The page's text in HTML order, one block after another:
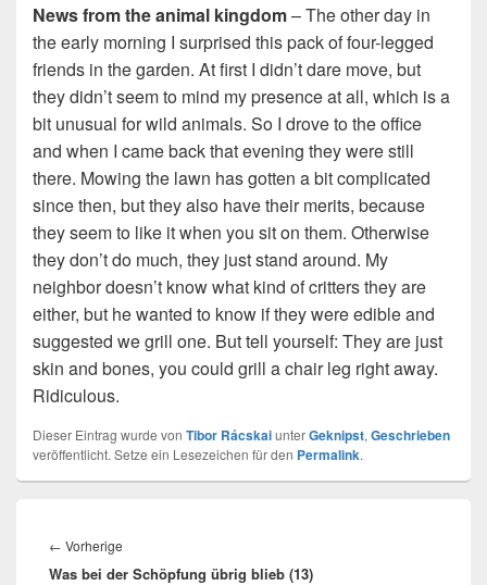
News from the animal kingdom– The other day in
the early morning I surprised this pack of four-legged
friends in the garden. At first I didn’t dare move, but
they didn’t seem to mind my presence at all, which is a
bit unusual for wild animals. So I drove to the office
and when I came back that evening they were still
there. Mowing the lawn has gotten a bit complicated
since then, but they also have their merits, because
they seem to like it when you sit on them. Otherwise
they don’t do much, they just stand around. My
neighbor doesn’t know what kind of critters they are
either, but he wanted to know if they were edible and
suggested we grill one. But tell yourself: They are just
skin and bones, you could grill a chair leg right away.
Ridiculous.
Dieser Eintrag wurde von Tibor RácskaiunterGeknipst, Geschrieben
veröffentlicht. Setze ein Lesezeichen für den Permalink.
← Vorherige
Beitrag:
Was bei der Schöpfung übrig blieb (13)